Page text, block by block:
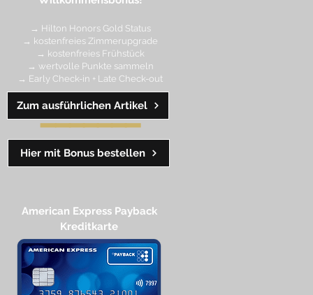
→ Hilton Honors Gold Status
→ kostenfreies Zimmerupgrade
→ kostenfreies Frühstück
→ wertvolle Punkte sammeln
→ Early Check-in + Late Check-out
━━━━━━━
Hier mit Bonus bestellen
Zum ausführlichen Artikel
American Express Payback
Kreditkarte​